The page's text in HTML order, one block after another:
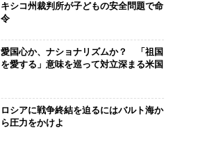
キシコ州裁判所が子どもの安全問題で命
令
愛国心か、ナショナリズムか？ 「祖国
を愛する」意味を巡って対立深まる米国
ロシアに戦争終結を迫るにはバルト海か
ら圧力をかけよ